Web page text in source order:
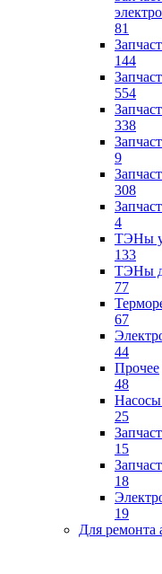
81
144
554
338
9
308
4
ТЭНы
133
ТЭНы
77
67
44
Прочее
48
25
15
18
19
Для ремонта